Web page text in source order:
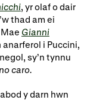
WNO
, yr olaf o dair
thad am ei
Gianni
i Puccini,
sy’n tynnu
caro.
y darn hwn